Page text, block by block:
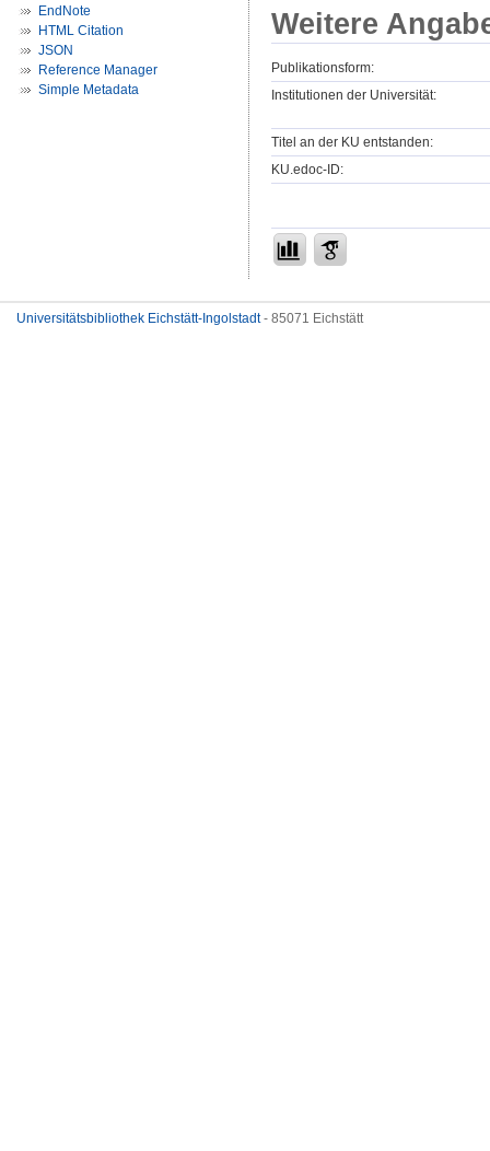
EndNote
HTML Citation
JSON
Reference Manager
Simple Metadata
Weitere
Publikationsform:
Institutionen der Universität:
Titel an der KU entstanden:
KU.edoc-ID:
Universitätsbibliothek Eichstätt-Ingolstadt- 85071 Eichstätt